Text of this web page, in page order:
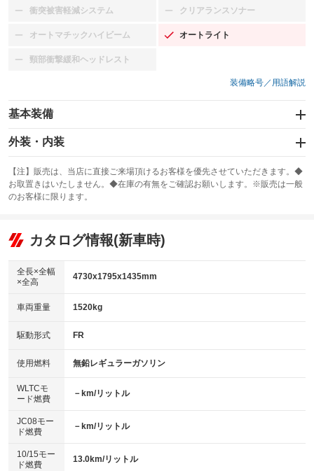
衝突被害軽減システム
：装備なし クリアランスソナー
：装備なし
オートマチックハイビーム
：装備なし オートライト
：装備あり
頸部衝撃緩和ヘッドレスト
：装備なし
装備略号／用語解説
基本装備
エアバッグ：運転席/助手席/サイド
：装備あり
：装備なし
サンルーフ
：装備なし ABS
リフトアップ
：装備なし
：装備なし
パワーウィンドウ
アイドリングストップ
：装備なし
USB入力端子
：装備なし
100V電源
：装備なし
センターデフロック
：装備なし
電動格納ミラー
：装備あり
外装・内装
カーナビ：メモリーナビ他
：装備あり
TV：フルセグ
：装備あり
ビジュアル
：装備なし
：装備あり
革シート
キーレス
HID(キセノンライト)
：装備あり
バックカメラ
：装備あり
エアロ
：装備なし
：装備あり
パワーシート
ベンチシート
：装備なし
【注】販売は、当店に直接ご来場頂けるお客様を優先させていただきます。◆
お取置きはいたしません。◆在庫の有無をご確認お願いします。※販売は一般
のお客様に限ります。
カタログ情報(新車時)
全長×全幅
×全高
4730x1795x1435mm
車両重量 1520kg
駆動形式 FR
使用燃料 無鉛レギュラーガソリン
WLTCモ
ード燃費
－km/リットル
JC08モー
ド燃費
－km/リットル
10/15モー
ド燃費
13.0km/リットル